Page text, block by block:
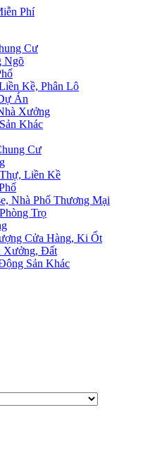
Cư
Ngõ
Kề, Phân Lô
Án
Xưởng
Khác
Cư
Liền Kề
Nhà Phố Thương Mại
Trọ
Cửa Hàng, Ki Ốt
Xưởng, Đất
Sản Khác